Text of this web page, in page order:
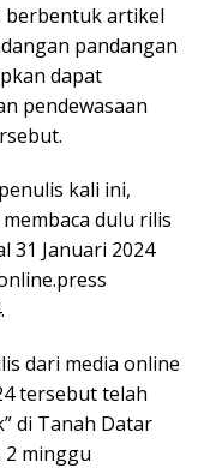
berbentuk artikel
pandangan
dapat
pendewasaan
kali ini,
dulu rilis
31 Januari 2024
dari media online
tersebut telah
di Tanah Datar
minggu